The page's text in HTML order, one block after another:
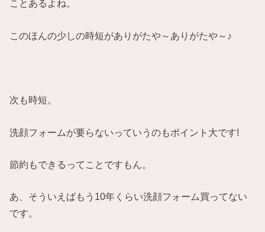
ことあるよね。
このほんの少しの時短がありがたや～ありがたや～♪
次も時短。
洗顔フォームが要らないっていうのもポイント大です!
節約もできるってことですもん。
あ、そういえばもう10年くらい洗顔フォーム買ってない
です。